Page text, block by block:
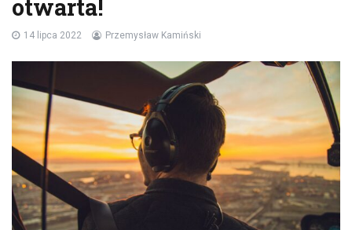
otwarta!
14 lipca 2022 Przemysław Kamiński